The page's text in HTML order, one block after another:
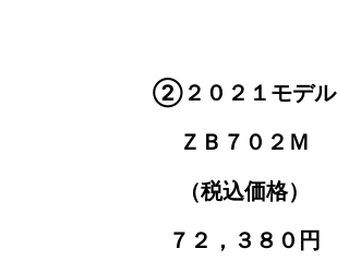
②２０２１モデル
ＺＢ７０２Ｍ
（税込価格）
７２，３８０円